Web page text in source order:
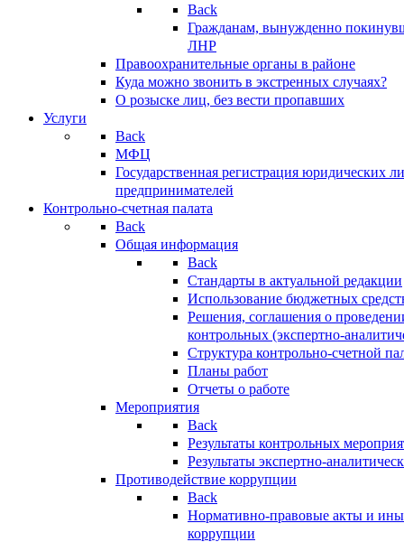
Back
Гражданам, вынужденно
ЛНР
Правоохранительные органы в районе
Куда можно звонить в экстренных случаях?
О розыске лиц, без вести пропавших
Услуги
Back
МФЦ
Государственная регистрация юридических
предпринимателей
Контрольно-счетная палата
Back
Общая информация
Back
Стандарты в актуальной редакции
Использование бюджетных
Решения, соглашения о
контрольных (экспертно-
Структура контрольно-счетной
Планы работ
Отчеты о работе
Мероприятия
Back
Результаты контрольных
Результаты экспертно-
Противодействие коррупции
Back
Нормативно-правовые акты и
коррупции